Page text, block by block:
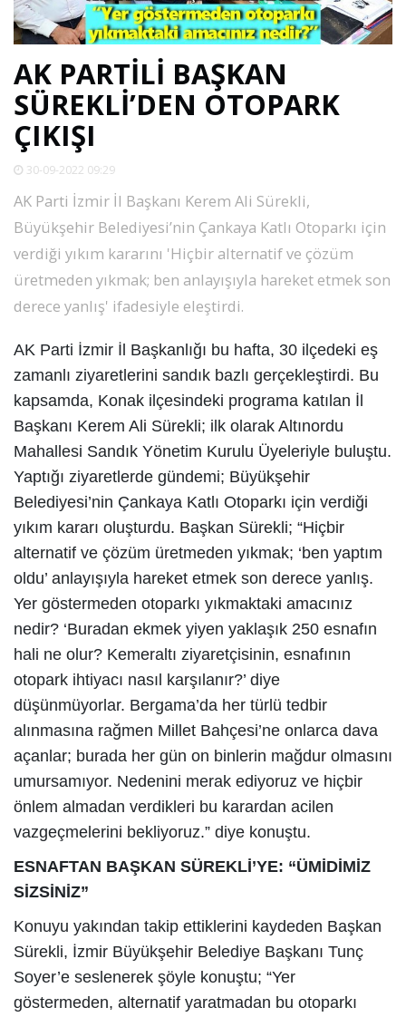
SPOR
DÜNYA
VİDEO
YAZARLAR
REKLAMLAR
AK PARTİLİ BAŞKAN
SÜREKLİ’DEN OTOPARK
ÇIKIŞI
30-09-2022 09:29
AK Parti İzmir İl Başkanı Kerem Ali Sürekli,
Büyükşehir Belediyesi’nin Çankaya Katlı Otoparkı için
verdiği yıkım kararını 'Hiçbir alternatif ve çözüm
üretmeden yıkmak; ben anlayışıyla hareket etmek son
derece yanlış' ifadesiyle eleştirdi.
AK Parti İzmir İl Başkanlığı bu hafta, 30 ilçedeki eş
zamanlı ziyaretlerini sandık bazlı gerçekleştirdi. Bu
kapsamda, Konak ilçesindeki programa katılan İl
Başkanı Kerem Ali Sürekli; ilk olarak Altınordu
Mahallesi Sandık Yönetim Kurulu Üyeleriyle buluştu.
Yaptığı ziyaretlerde gündemi; Büyükşehir
Belediyesi’nin Çankaya Katlı Otoparkı için verdiği
yıkım kararı oluşturdu. Başkan Sürekli; “Hiçbir
alternatif ve çözüm üretmeden yıkmak; ‘ben yaptım
oldu’ anlayışıyla hareket etmek son derece yanlış.
Yer göstermeden otoparkı yıkmaktaki amacınız
nedir? ‘Buradan ekmek yiyen yaklaşık 250 esnafın
hali ne olur? Kemeraltı ziyaretçisinin, esnafının
otopark ihtiyacı nasıl karşılanır?’ diye
düşünmüyorlar. Bergama’da her türlü tedbir
alınmasına rağmen Millet Bahçesi’ne onlarca dava
açanlar; burada her gün on binlerin mağdur olmasını
umursamıyor. Nedenini merak ediyoruz ve hiçbir
önlem almadan verdikleri bu karardan acilen
vazgeçmelerini bekliyoruz.” diye konuştu.
ESNAFTAN BAŞKAN SÜREKLİ’YE: “ÜMİDİMİZ
SİZSİNİZ”
Konuyu yakından takip ettiklerini kaydeden Başkan
Sürekli, İzmir Büyükşehir Belediye Başkanı Tunç
Soyer’e seslenerek şöyle konuştu; “Yer
göstermeden, alternatif yaratmadan bu otoparkı